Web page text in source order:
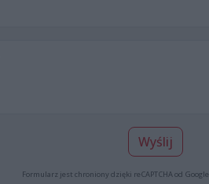
Wyślij
Formularz jest chroniony dzięki reCAPTCHA od Google: